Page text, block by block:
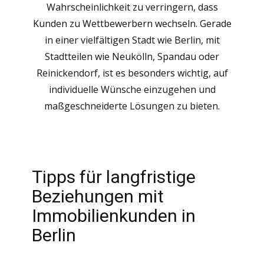
Wahrscheinlichkeit zu verringern, dass
Kunden zu Wettbewerbern wechseln. Gerade
in einer vielfältigen Stadt wie Berlin, mit
Stadtteilen wie Neukölln, Spandau oder
Reinickendorf, ist es besonders wichtig, auf
individuelle Wünsche einzugehen und
maßgeschneiderte Lösungen zu bieten.
Tipps für langfristige
Beziehungen mit
Immobilienkunden in
Berlin